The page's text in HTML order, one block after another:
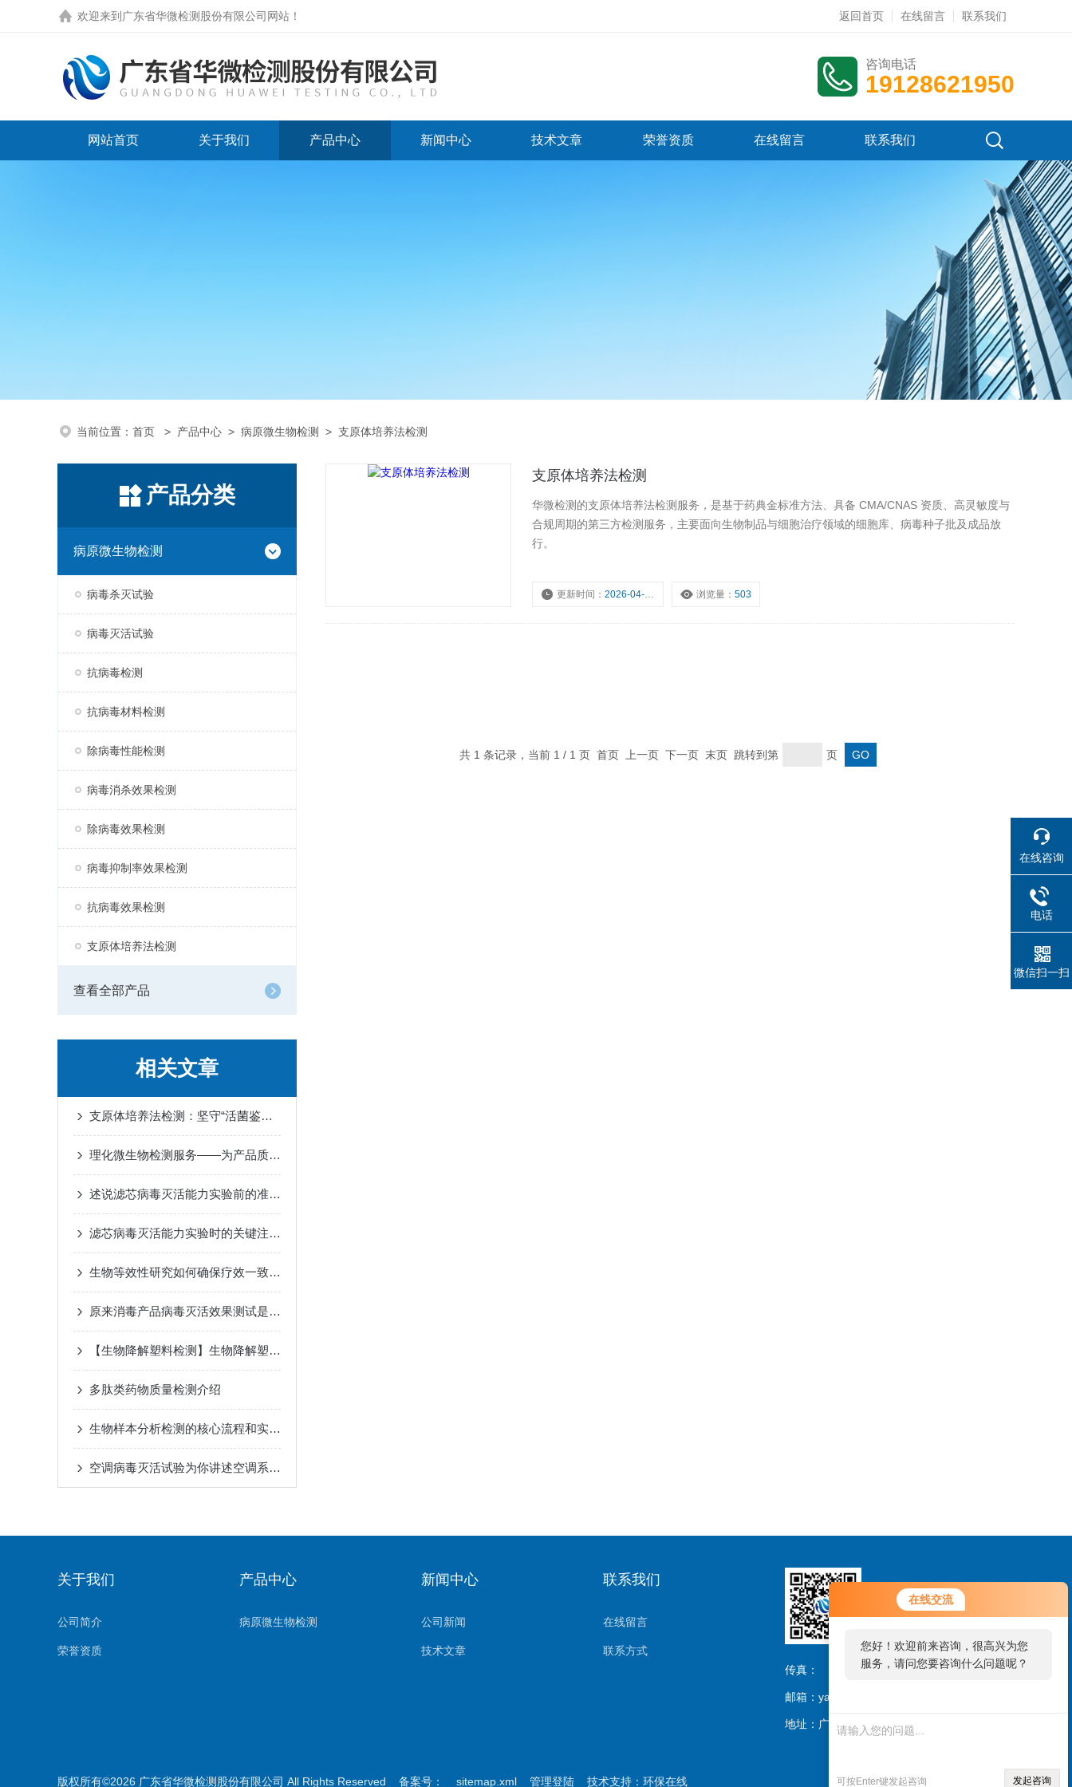
在线交流
您好！欢迎前来咨询，很高兴为您
服务，请问您要咨询什么问题呢？
可按Enter键发起咨询 发起咨询
欢迎来到 广东省华微检测股份有限公司网站 ！ 返回首页 在线留言 联系我们
咨询电话
19128621950
网站首页 关于我们 产品中心 新闻中心 技术文章 荣誉资质 在线留言 联系我们
当前位置： 首页 > 产品中心 > 病原微生物检测 > 支原体培养法检测
产品分类
病原微生物检测
病毒杀灭试验
病毒灭活试验
抗病毒检测
抗病毒材料检测
除病毒性能检测
病毒消杀效果检测
除病毒效果检测
病毒抑制率效果检测
抗病毒效果检测
支原体培养法检测
查看全部产品
相关文章
支原体培养法检测：坚守“活菌鉴定”的经典金标准
理化微生物检测服务——为产品质量与安全合规保驾护航
述说滤芯病毒灭活能力实验前的准备工作
滤芯病毒灭活能力实验时的关键注意事项
生物等效性研究如何确保疗效一致性？
原来消毒产品病毒灭活效果测试是这么做的
【生物降解塑料检测】生物降解塑料的分类
多肽类药物质量检测介绍
生物样本分析检测的核心流程和实际应用
空调病毒灭活试验为你讲述空调系统对病毒的抑制和灭活效果
支原体培养法检测
华微检测的支原体培养法检测服务，是基于药典金标准方法、具备 CMA/CNAS 资质、高灵敏度与
合规周期的第三方检测服务，主要面向生物制品与细胞治疗领域的细胞库、病毒种子批及成品放
行。
更新时间：2026-04-27 浏览量：503
共 1 条记录，当前 1 / 1 页 首页 上一页 下一页 末页 跳转到第 页
关于我们
公司简介
荣誉资质
产品中心
病原微生物检测
新闻中心
公司新闻
技术文章
联系我们
在线留言
联系方式
扫码关注
传真：
邮箱：yangch@gimgc.com
地址：广东省广州市黄埔区科学城尖塔山路1号
版权所有©2026 广东省华微检测股份有限公司 All Rights Reserved 备案号： sitemap.xml 管理登陆 技术支持： 环保在线
在线咨询
电话
微信扫一扫